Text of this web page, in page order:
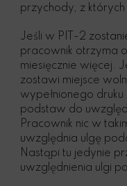
przychody, z
Jeśli w PIT-2
pracownik otrzyma
miesięcznie więcej.
zostawi miejsce
wypełnionego
podstaw do
Pracownik nic w
uwzględnia ulgę
Nastąpi tu jedynie
uwzględnienia ulgi